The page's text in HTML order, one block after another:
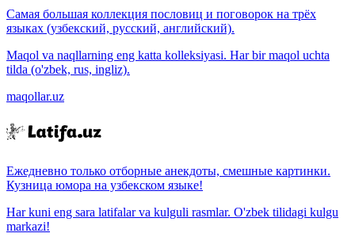
Самая большая коллекция пословиц и поговорок на трёх
языках (узбекский, русский, английский).
Maqol va naqllarning eng katta kolleksiyasi. Har bir maqol uchta
tilda (o'zbek, rus, ingliz).
maqollar.uz
Ежедневно только отборные анекдоты, смешные картинки.
Кузница юмора на узбекском языке!
Har kuni eng sara latifalar va kulguli rasmlar. O'zbek tilidagi kulgu
markazi!